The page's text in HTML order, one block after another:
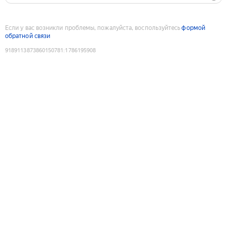
Если у вас возникли проблемы, пожалуйста, воспользуйтесьформой
обратной связи
9189113873860150781 :1786195908